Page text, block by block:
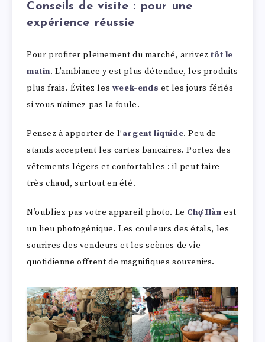
Conseils de visite : pour une
expérience réussie
Pour profiter pleinement du marché, arriveztôt le
matin. L’ambiance y est plus détendue, les produits
plus frais. Évitez les week-ends et les jours fériés
si vous n’aimez pas la foule.
Pensez à apporter de l’argent liquide. Peu de
stands acceptent les cartes bancaires. Portez des
vêtements légers et confortables : il peut faire
très chaud, surtout en été.
N’oubliez pas votre appareil photo. Le Chợ Hàn est
un lieu photogénique. Les couleurs des étals, les
sourires des vendeurs et les scènes de vie
quotidienne offrent de magnifiques souvenirs.